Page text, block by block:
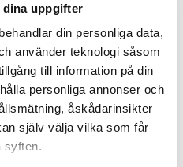
dina uppgifter
behandlar din personliga data,
använder teknologi såsom
till information på din
personliga annonser och
åskådarinsikter
själv välja vilka som får
syften.
360° Navi